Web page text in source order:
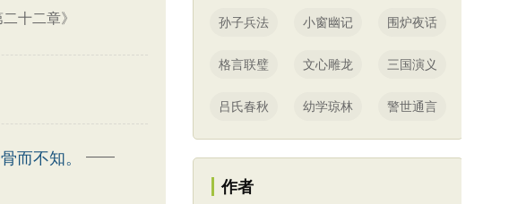
二十二章》
而不知。 ——
孙子兵法 小窗幽记 围炉夜话
格言联璧 文心雕龙 三国演义
吕氏春秋 幼学琼林 警世通言
作者